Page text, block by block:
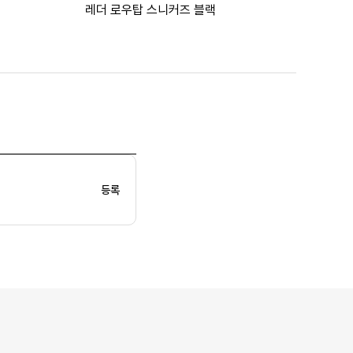
레더 로우탑 스니커즈 블랙
등록